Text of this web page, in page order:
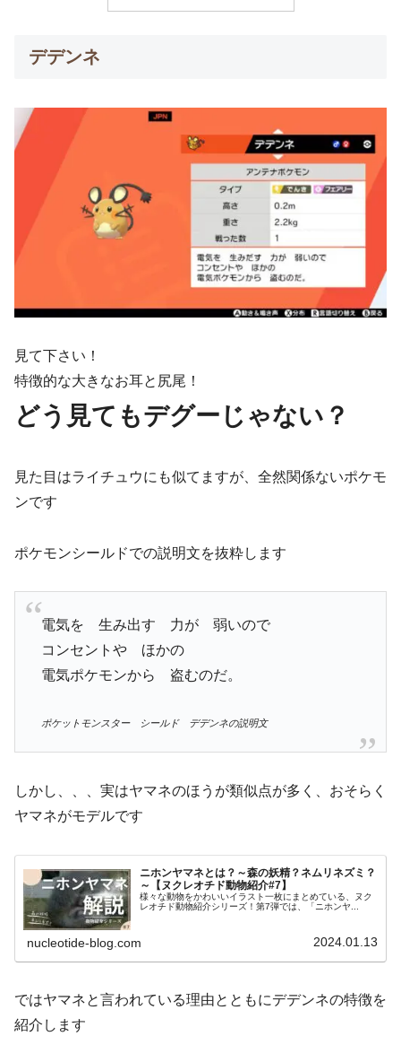
デデンネ
見て下さい！
特徴的な大きなお耳と尻尾！
どう見てもデグーじゃない？
見た目はライチュウにも似てますが、全然関係ないポケモ
ンです
ポケモンシールドでの説明文を抜粋します
電気を 生み出す 力が 弱いので
コンセントや ほかの
電気ポケモンから 盗むのだ。
ポケットモンスター シールド デデンネの説明文
しかし、、、実はヤマネのほうが類似点が多く、おそらく
ヤマネがモデルです
ニホンヤマネとは？～森の妖精？ネムリネズミ？
～【ヌクレオチド動物紹介#7】
様々な動物をかわいいイラスト一枚にまとめている、ヌク
レオチド動物紹介シリーズ！第7弾では、「ニホンヤ...
nucleotide-blog.com 2024.01.13
ではヤマネと言われている理由とともにデデンネの特徴を
紹介します